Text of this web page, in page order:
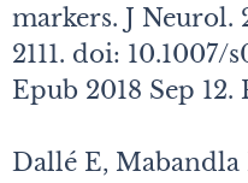
markers. J Neurol.
2111. doi: 10.1007/
Epub 2018 Sep
Dallé E, Mabandla